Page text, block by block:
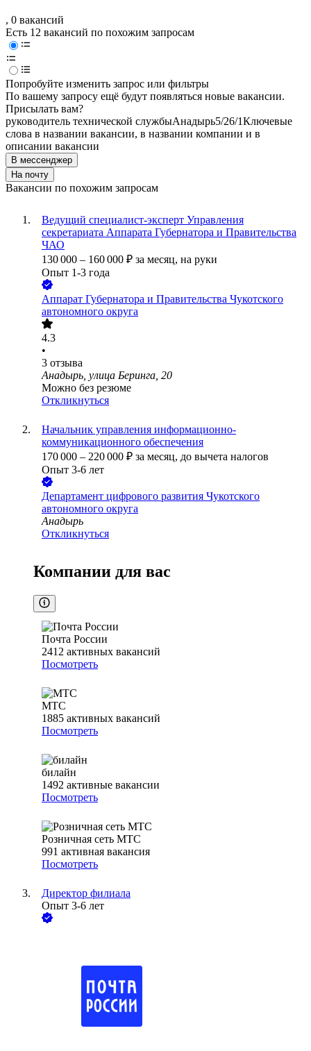
, 0 вакансий
Есть 12 вакансий по похожим запросам
Попробуйте изменить запрос или фильтры
По вашему запросу ещё будут появляться новые вакансии.
Присылать вам?
руководитель технической службыАнадырь5/26/1Ключевые
слова в названии вакансии, в названии компании и в
описании вакансии
В мессенджер
На почту
Вакансии по похожим запросам
Ведущий специалист-эксперт Управления
секретариата Аппарата Губернатора и Правительства
ЧАО
130 000 – 160 000 ₽ за месяц, на руки
Опыт 1-3 года
Аппарат Губернатора и Правительства Чукотского
автономного округа
4.3
•
3 отзыва
Анадырь, улица Беринга, 20
Можно без резюме
Откликнуться
Начальник управления информационно-
коммуникационного обеспечения
170 000 – 220 000 ₽ за месяц, до вычета налогов
Опыт 3-6 лет
Департамент цифрового развития Чукотского
автономного округа
Анадырь
Откликнуться
Компании для вас
Почта России
2412 активных вакансий
Посмотреть
МТС
1885 активных вакансий
Посмотреть
билайн
1492 активные вакансии
Посмотреть
Розничная сеть МТС
991 активная вакансия
Посмотреть
Директор филиала
Опыт 3-6 лет